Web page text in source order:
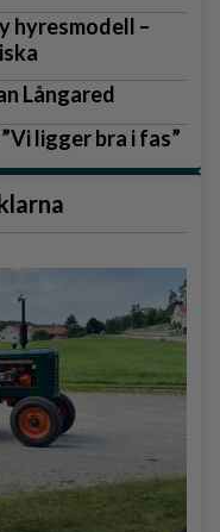
hyresmodell –
Långared
ligger bra i fas”